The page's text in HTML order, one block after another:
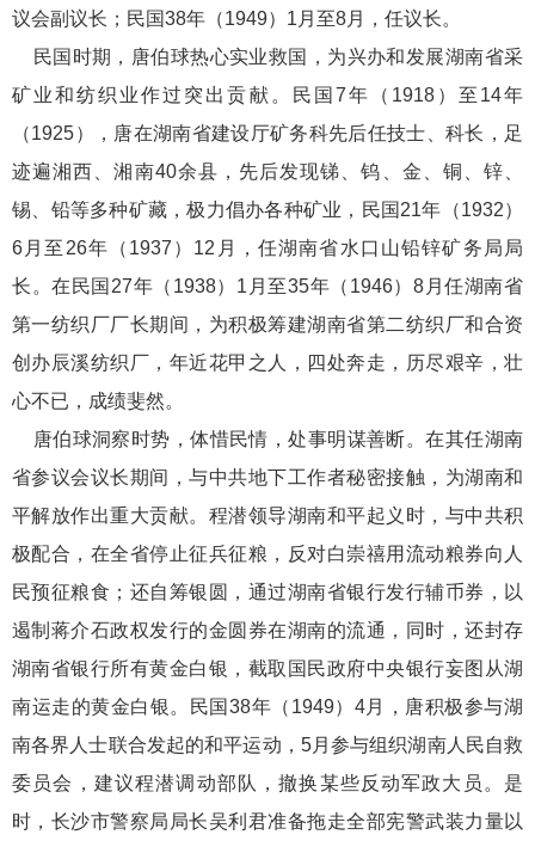
议会副议长；民国38年（1949）1月至8月，任议长。
民国时期，唐伯球热心实业救国，为兴办和发展湖南省采
矿业和纺织业作过突出贡献。民国7年（1918）至14年
（1925），唐在湖南省建设厅矿务科先后任技士、科长，足
迹遍湘西、湘南40余县，先后发现锑、钨、金、铜、锌、
锡、铅等多种矿藏，极力倡办各种矿业，民国21年（1932）
6月至26年（1937）12月，任湖南省水口山铅锌矿务局局
长。在民国27年（1938）1月至35年（1946）8月任湖南省
第一纺织厂厂长期间，为积极筹建湖南省第二纺织厂和合资
创办辰溪纺织厂，年近花甲之人，四处奔走，历尽艰辛，壮
心不已，成绩斐然。
唐伯球洞察时势，体惜民情，处事明谋善断。在其任湖南
省参议会议长期间，与中共地下工作者秘密接触，为湖南和
平解放作出重大贡献。程潜领导湖南和平起义时，与中共积
极配合，在全省停止征兵征粮，反对白崇禧用流动粮券向人
民预征粮食；还自筹银圆，通过湖南省银行发行辅币券，以
遏制蒋介石政权发行的金圆券在湖南的流通，同时，还封存
湖南省银行所有黄金白银，截取国民政府中央银行妄图从湖
南运走的黄金白银。民国38年（1949）4月，唐积极参与湖
南各界人士联合发起的和平运动，5月参与组织湖南人民自救
委员会，建议程潜调动部队，撤换某些反动军政大员。是
时，长沙市警察局局长吴利君准备拖走全部宪警武装力量以